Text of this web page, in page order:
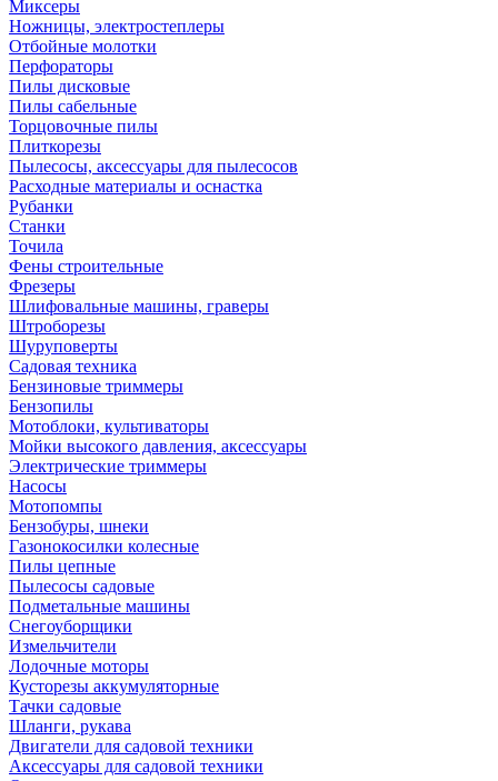
Миксеры
Ножницы, электростеплеры
Отбойные молотки
Перфораторы
Пилы дисковые
Пилы сабельные
Торцовочные пилы
Плиткорезы
Пылесосы, аксессуары для пылесосов
Расходные материалы и оснастка
Рубанки
Станки
Точила
Фены строительные
Фрезеры
Шлифовальные машины, граверы
Штроборезы
Шуруповерты
Садовая техника
Бензиновые триммеры
Бензопилы
Мотоблоки, культиваторы
Мойки высокого давления, аксессуары
Электрические триммеры
Насосы
Мотопомпы
Бензобуры, шнеки
Газонокосилки колесные
Пилы цепные
Пылесосы садовые
Подметальные машины
Снегоуборщики
Измельчители
Лодочные моторы
Кусторезы аккумуляторные
Тачки садовые
Шланги, рукава
Двигатели для садовой техники
Аксессуары для садовой техники